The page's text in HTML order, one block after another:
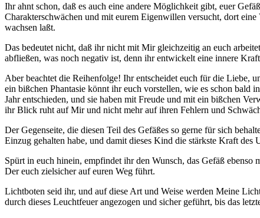
Ihr ahnt schon, daß es auch eine andere Möglichkeit gibt, euer
Charakterschwächen und mit eurem Eigenwillen versucht, dort
wachsen laßt.
Das bedeutet nicht, daß ihr nicht mit Mir gleichzeitig an euch
abfließen, was noch negativ ist, denn ihr entwickelt eine innere
Aber beachtet die Reihenfolge! Ihr entscheidet euch für die Liebe,
ein bißchen Phantasie könnt ihr euch vorstellen, wie es schon bald
Jahr entschieden, und sie haben mit Freude und mit ein bißchen
ihr Blick ruht auf Mir und nicht mehr auf ihren Fehlern und
Der Gegenseite, die diesen Teil des Gefäßes so gerne für sich
Einzug gehalten habe, und damit dieses Kind die stärkste Kraft des
Spürt in euch hinein, empfindet ihr den Wunsch, das Gefäß
Der euch zielsicher auf euren Weg führt.
Lichtboten seid ihr, und auf diese Art und Weise werden Meine
durch dieses Leuchtfeuer angezogen und sicher geführt, bis das